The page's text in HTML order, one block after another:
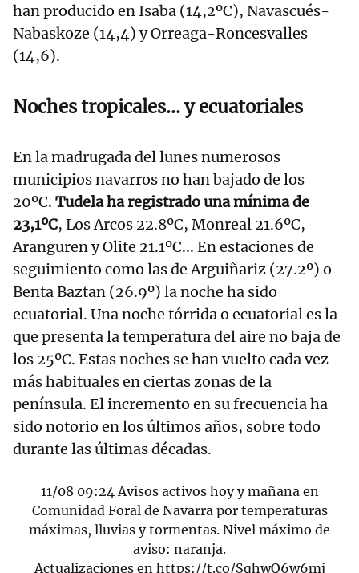
han producido en Isaba (14,2ºC), Navascués-
Nabaskoze (14,4) y Orreaga-Roncesvalles
(14,6).
Noches tropicales... y ecuatoriales
En la madrugada del lunes numerosos
municipios navarros no han bajado de los
20ºC. Tudela ha registrado una mínima de
23,1ºC, Los Arcos 22.8ºC, Monreal 21.6ºC,
Aranguren y Olite 21.1ºC... En estaciones de
seguimiento como las de Arguiñariz (27.2º) o
Benta Baztan (26.9º) la noche ha sido
ecuatorial. Una noche tórrida o ecuatorial es la
que presenta la temperatura del aire no baja de
los 25ºC. Estas noches se han vuelto cada vez
más habituales en ciertas zonas de la
península. El incremento en su frecuencia ha
sido notorio en los últimos años, sobre todo
durante las últimas décadas.
11/08 09:24 Avisos activos hoy y mañana en
Comunidad Foral de Navarra por temperaturas
máximas, lluvias y tormentas. Nivel máximo de
aviso: naranja.
Actualizaciones en https://t.co/SqhwQ6w6mj